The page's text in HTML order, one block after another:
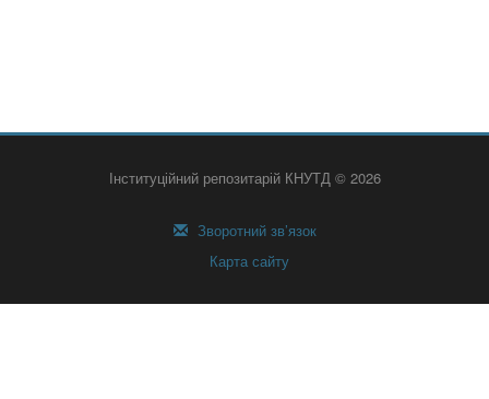
Інституційний репозитарій КНУТД © 2026
Зворотний зв’язок
Карта сайту